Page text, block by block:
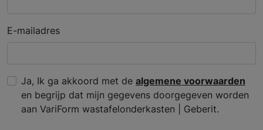
E-mailadres
Ja, Ik ga akkoord met de algemene voorwaarden
en begrijp dat mijn gegevens doorgegeven worden
aan VariForm wastafelonderkasten | Geberit.